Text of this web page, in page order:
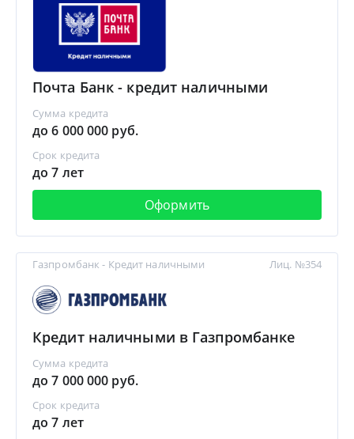
Почта Банк - кредит наличными
Сумма кредита
до 6 000 000 руб.
Срок кредита
до 7 лет
Оформить
Газпромбанк - Кредит наличными
Кредит наличными в Газпромбанке
Сумма кредита
до 7 000 000 руб.
Срок кредита
до 7 лет
Лиц. №354